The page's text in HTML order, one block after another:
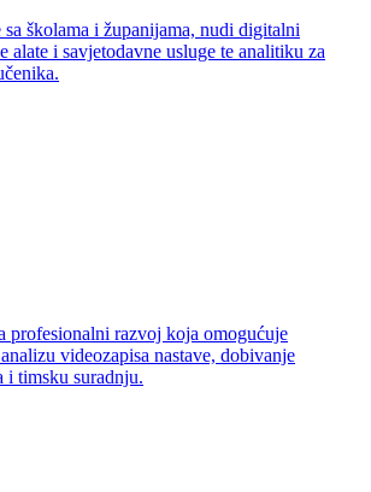
školama i županijama, nudi digitalni
alate i savjetodavne usluge te analitiku za
profesionalni razvoj koja omogućuje
videozapisa nastave, dobivanje
i timsku suradnju.